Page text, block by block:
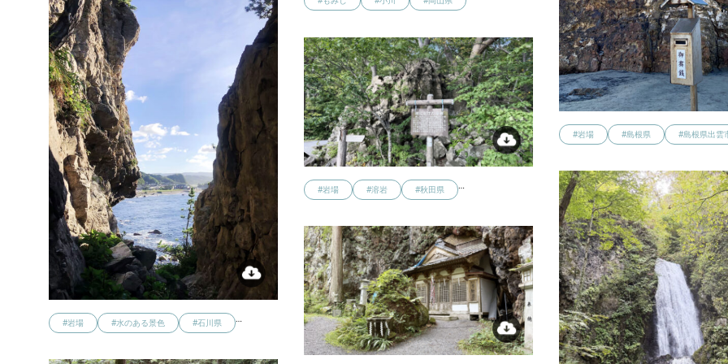
#岩場 #島根県 #島根県出雲
#岩場 #水のある景色 #石川県
#岩場 #溶岩 #秋田県